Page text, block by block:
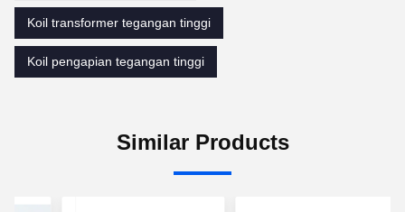
Koil transformer tegangan tinggi
Koil pengapian tegangan tinggi
Similar Products